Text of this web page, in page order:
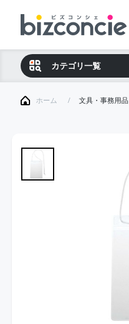
カテゴリ一覧
ホーム 文具・事務用品